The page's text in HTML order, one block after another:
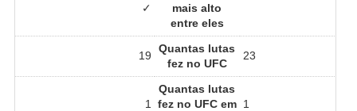
✓
mais alto
entre eles
19
Quantas lutas
fez no UFC
23
1
Quantas lutas
fez no UFC em 1